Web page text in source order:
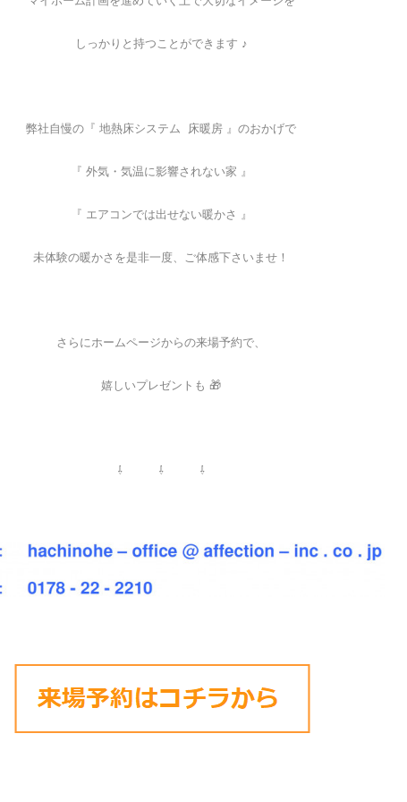
しっかりと持つことができます ♪
弊社自慢の『 地熱床システム 床暖房 』のおかげで
『 外気・気温に影響されない家 』
『 エアコンでは出せない暖かさ 』
未体験の暖かさを是非一度、ご体感下さいませ！
さらにホームページからの来場予約で、
嬉しいプレゼントも 🎁
⇩ ⇩ ⇩